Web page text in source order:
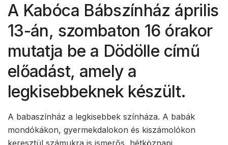
A Kabóca Bábszínház április
13-án, szombaton 16 órakor
mutatja be a Dödölle című
előadást, amely a
legkisebbeknek készült.
A babaszínház a legkisebbek színháza. A babák
mondókákon, gyermekdalokon és kiszámolókon